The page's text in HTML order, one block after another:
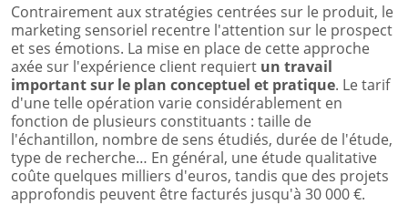
Contrairement aux stratégies centrées sur le produit, le
marketing sensoriel recentre l'attention sur le prospect
et ses émotions. La mise en place de cette approche
axée sur l'expérience client requiert un travail
important sur le plan conceptuel et pratique. Le tarif
d'une telle opération varie considérablement en
fonction de plusieurs constituants : taille de
l'échantillon, nombre de sens étudiés, durée de l'étude,
type de recherche… En général, une étude qualitative
coûte quelques milliers d'euros, tandis que des projets
approfondis peuvent être facturés jusqu'à 30 000 €.